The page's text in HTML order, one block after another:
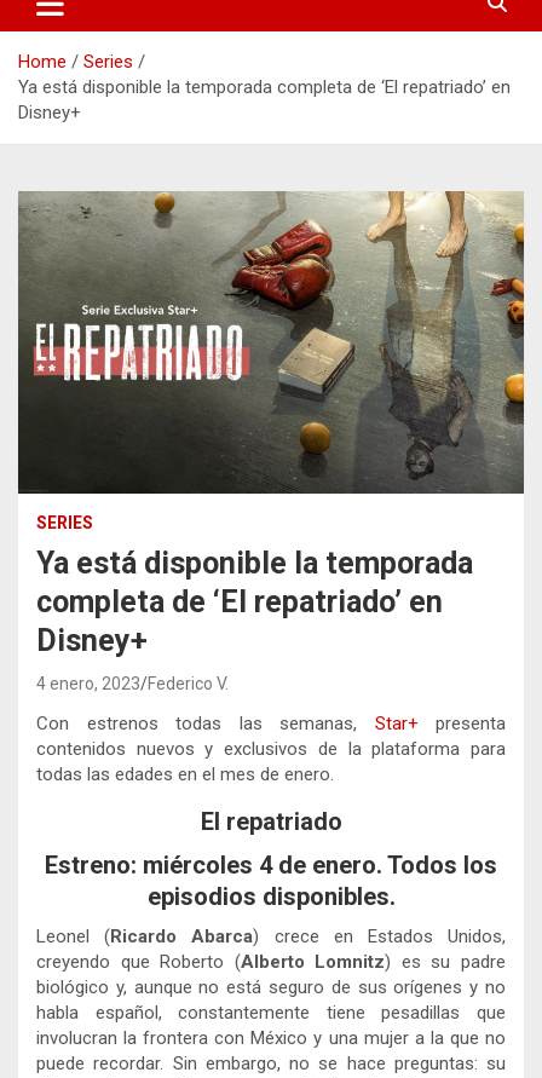
Home
Series
Ya está disponible la temporada completa de ‘El repatriado’ en
Disney+
SERIES
Ya está disponible la temporada
completa de ‘El repatriado’ en
Disney+
4 enero, 2023 Federico V.
Con estrenos todas las semanas, Star+ presenta
contenidos nuevos y exclusivos de la plataforma para
todas las edades en el mes de enero.
El repatriado
Estreno: miércoles 4 de enero. Todos los
episodios disponibles.
Leonel (Ricardo Abarca) crece en Estados Unidos,
creyendo que Roberto (Alberto Lomnitz) es su padre
biológico y, aunque no está seguro de sus orígenes y no
habla español, constantemente tiene pesadillas que
involucran la frontera con México y una mujer a la que no
puede recordar. Sin embargo, no se hace preguntas: su